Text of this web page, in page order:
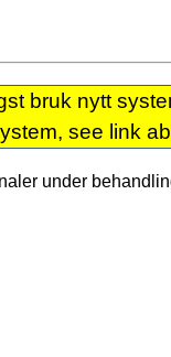
bruk nytt
see link
under